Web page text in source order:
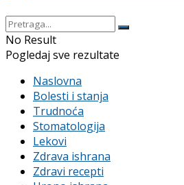
No Result
Pogledaj sve rezultate
Naslovna
Bolesti i stanja
Trudnoća
Stomatologija
Lekovi
Zdrava ishrana
Zdravi recepti